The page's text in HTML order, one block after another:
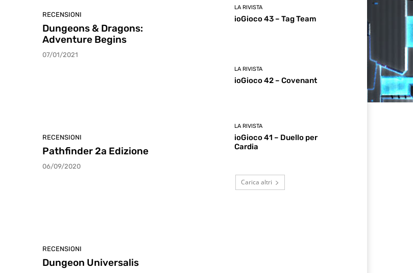
RECENSIONI
Dungeons & Dragons:
Adventure Begins
07/01/2021
RECENSIONI
Pathfinder 2a Edizione
06/09/2020
RECENSIONI
Dungeon Universalis
LA RIVISTA
ioGioco 43 – Tag Team
LA RIVISTA
ioGioco 42 – Covenant
LA RIVISTA
ioGioco 41 – Duello per
Cardia
Carica altri